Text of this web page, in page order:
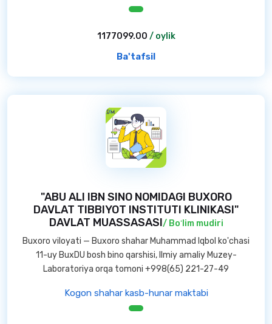
1177099.00 / oylik
Ba'tafsil
"ABU ALI IBN SINO NOMIDAGI BUXORO
DAVLAT TIBBIYOT INSTITUTI KLINIKASI"
DAVLAT MUASSASASI/ Boʻlim mudiri
Buxoro viloyati — Buxoro shahar Muhammad Iqbol ko'chasi
11-uy BuxDU bosh bino qarshisi, Ilmiy amaliy Muzey-
Laboratoriya orqa tomoni +998(65) 221-27-49
Kogon shahar kasb-hunar maktabi